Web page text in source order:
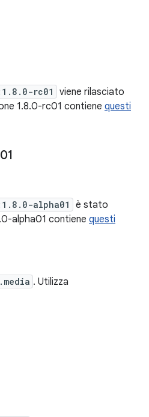
rc01
viene rilasciato
1.8.0-rc01 contiene questi
alpha01
è stato
alpha01 contiene questi
. Utilizza